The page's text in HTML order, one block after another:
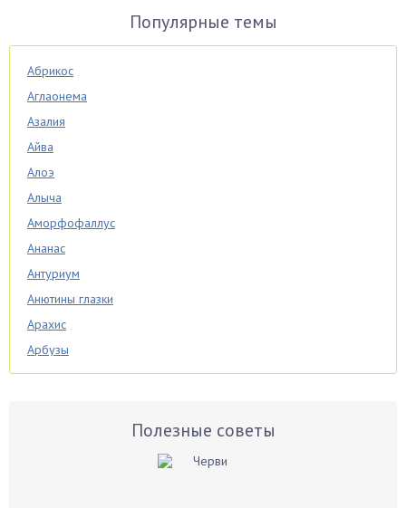
Популярные темы
Абрикос
Аглаонема
Азалия
Айва
Алоэ
Алыча
Аморфофаллус
Ананас
Антуриум
Анютины глазки
Арахис
Арбузы
Аспарагус
Полезные советы